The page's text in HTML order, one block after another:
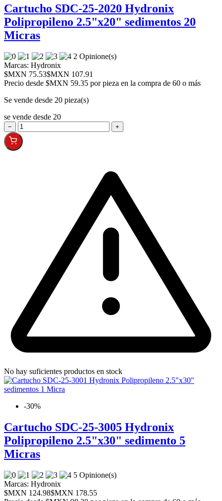
Cartucho SDC-25-2020 Hydronix
Polipropileno 2.5"x20" sedimentos 20
Micras
2 Opinione(s)
Marcas: Hydronix
$MXN 75.53$MXN 107.91
Precio desde $MXN 59.35 por pieza en la compra de 60 o más
Se vende desde 20 pieza(s)
se vende desde 20
− +
No hay suficientes productos en stock
-30%
Cartucho SDC-25-3005 Hydronix
Polipropileno 2.5"x30" sedimento 5
Micras
5 Opinione(s)
Marcas: Hydronix
$MXN 124.98$MXN 178.55